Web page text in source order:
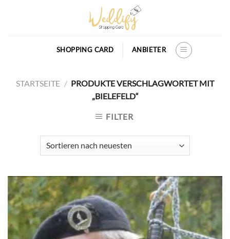
SHOPPING CARD ANBIETER
STARTSEITE / PRODUKTE VERSCHLAGWORTET MIT
„BIELEFELD“
FILTER